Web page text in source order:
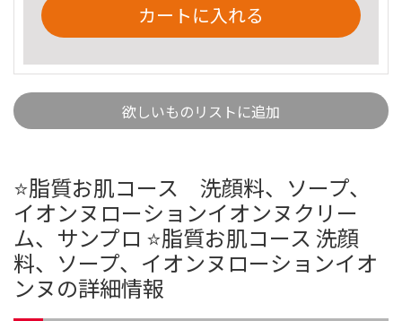
カートに入れる
欲しいものリストに追加
⭐️脂質お肌コース 洗顔料、ソープ、
イオンヌローションイオンヌクリー
ム、サンプロ ⭐️脂質お肌コース 洗顔
料、ソープ、イオンヌローションイオ
ンヌの詳細情報